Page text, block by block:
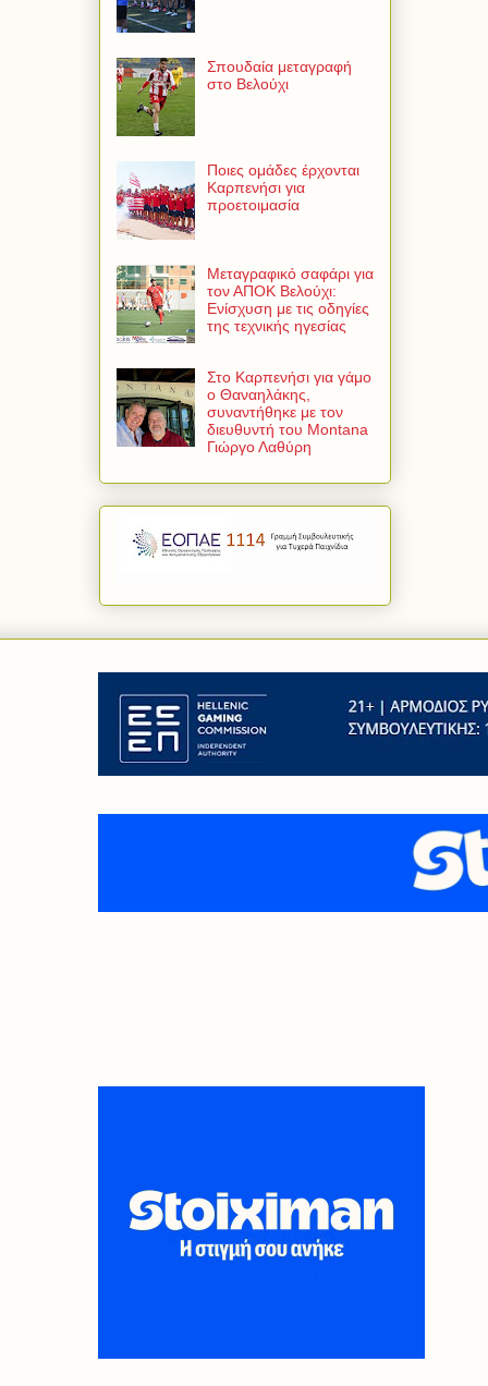
Σπουδαία μεταγραφή
στο Βελούχι
Ποιες ομάδες έρχονται
Καρπενήσι για
προετοιμασία
Μεταγραφικό σαφάρι για
τον ΑΠΟΚ Βελούχι:
Ενίσχυση με τις οδηγίες
της τεχνικής ηγεσίας
Στο Καρπενήσι για γάμο
ο Θαναηλάκης,
συναντήθηκε με τον
διευθυντή του Montana
Γιώργο Λαθύρη